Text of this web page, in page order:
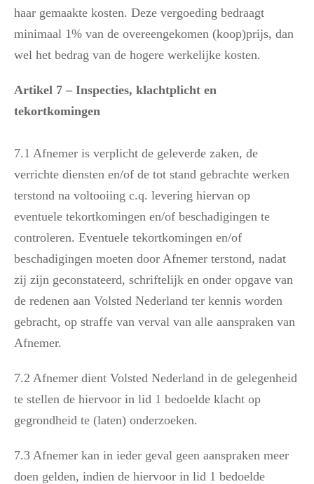
haar gemaakte kosten. Deze vergoeding bedraagt
minimaal 1% van de overeengekomen (koop)prijs, dan
wel het bedrag van de hogere werkelijke kosten.
Artikel 7 – Inspecties, klachtplicht en
tekortkomingen
7.1 Afnemer is verplicht de geleverde zaken, de
verrichte diensten en/of de tot stand gebrachte werken
terstond na voltooiing c.q. levering hiervan op
eventuele tekortkomingen en/of beschadigingen te
controleren. Eventuele tekortkomingen en/of
beschadigingen moeten door Afnemer terstond, nadat
zij zijn geconstateerd, schriftelijk en onder opgave van
de redenen aan Volsted Nederland ter kennis worden
gebracht, op straffe van verval van alle aanspraken van
Afnemer.
7.2 Afnemer dient Volsted Nederland in de gelegenheid
te stellen de hiervoor in lid 1 bedoelde klacht op
gegrondheid te (laten) onderzoeken.
7.3 Afnemer kan in ieder geval geen aanspraken meer
doen gelden, indien de hiervoor in lid 1 bedoelde